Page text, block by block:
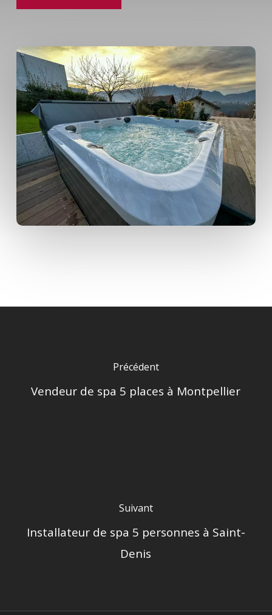
Précédent
Vendeur de spa 5 places à Montpellier
Suivant
Installateur de spa 5 personnes à Saint-
Denis